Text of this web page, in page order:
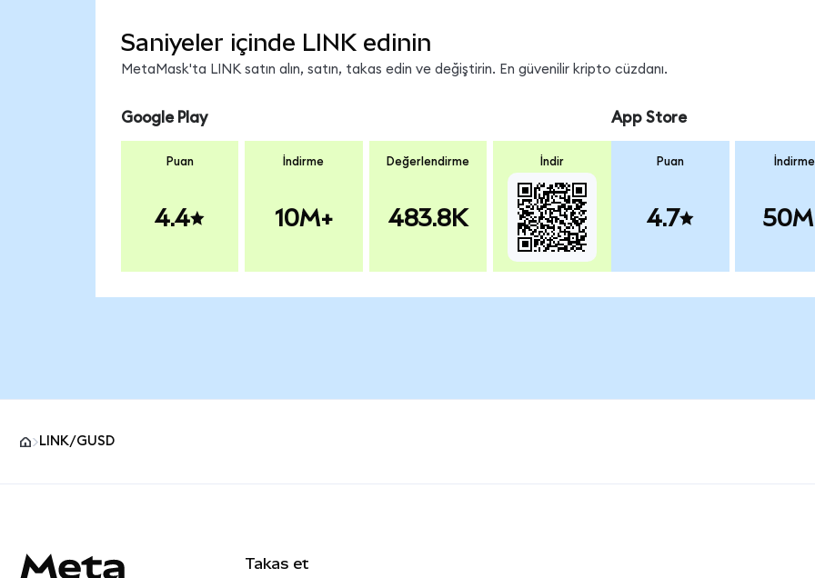
Saniyeler içinde LINK edinin
MetaMask'ta LINK satın alın, satın, takas edin ve değiştirin. En güvenilir kripto cüzdanı.
Google Play
Puan
4.4
İndirme
10M+
Değerlendirme
483.8K
İndir
App Store
Puan
4.7
İndirme
LINK/GUSD
Takas et